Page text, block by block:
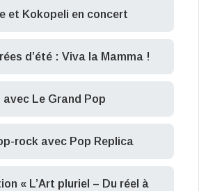
et Kokopeli en concert
d’été : Viva la Mamma !
avec Le Grand Pop
rock avec Pop Replica
« L’Art pluriel – Du réel à